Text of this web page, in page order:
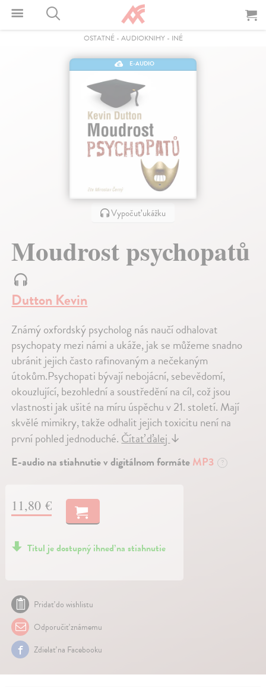
OSTATNÉ- AUDIOKNIHY- INÉ
E-AUDIO
Vypočuť ukážku
Moudrost psychopatů
Dutton Kevin
Známý oxfordský psycholog nás naučí odhalovat
psychopaty mezi námi a ukáže, jak se můžeme snadno
ubránit jejich často rafinovaným a nečekaným
útokům.Psychopati bývají nebojácní, sebevědomí,
okouzlující, bezohlední a soustředění na cíl, což jsou
vlastnosti jak ušité na míru úspěchu v 21. století. Mají
skvělé mimikry, takže odhalit jejich toxicitu není na
první pohled jednoduché.Čítať ďalej↓
E-audio na stiahnutie v digitálnom formáteMP3 ?
11,80 €
Titul je dostupný ihneď na stiahnutie
Pridať do wishlistu
Odporučiť známemu
Zdielať na Facebooku